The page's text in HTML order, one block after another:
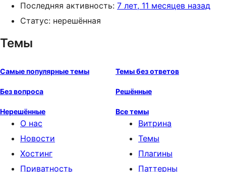
Последняя активность: 7 лет, 11 месяцев назад
Статус: нерешённая
Темы
Самые популярные темы Темы без ответов
Без вопроса Решённые
Нерешённые Все темы
О нас
Новости
Хостинг
Приватность
Витрина
Темы
Плагины
Паттерны